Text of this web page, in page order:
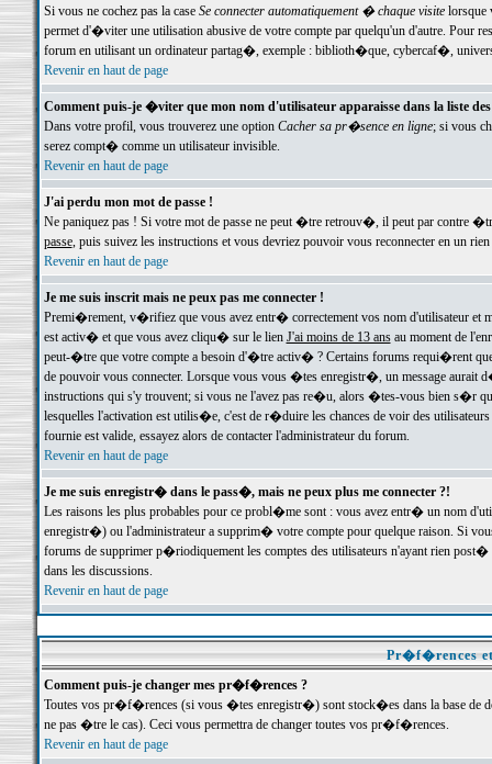
Si vous ne cochez pas la case Se connecter automatiquement � chaque visitelorsque
permet d'�viter une utilisation abusive de votre compte par quelqu'un d'autre. Pour
forum en utilisant un ordinateur partag�, exemple : biblioth�que, cybercaf�,
Revenir en haut de page
Comment puis-je �viter que mon nom d'utilisateur apparaisse dans la liste
Dans votre profil, vous trouverez une option Cacher sa pr�sence en ligne; si vous
serez compt� comme un utilisateur invisible.
Revenir en haut de page
J'ai perdu mon mot de passe !
Ne paniquez pas ! Si votre mot de passe ne peut �tre retrouv�, il peut par contre
passe, puis suivez les instructions et vous devriez pouvoir vous reconnecter en un rien
Revenir en haut de page
Je me suis inscrit mais ne peux pas me connecter !
Premi�rement, v�rifiez que vous avez entr� correctement vos nom d'utilisateur
est activ� et que vous avez cliqu� sur le lien J'ai moins de 13 ansau moment de
peut-�tre que votre compte a besoin d'�tre activ� ? Certains forums requi�rent
de pouvoir vous connecter. Lorsque vous vous �tes enregistr�, un message aurait
instructions qui s'y trouvent; si vous ne l'avez pas re�u, alors �tes-vous bien s�r
lesquelles l'activation est utilis�e, c'est de r�duire les chances de voir des
fournie est valide, essayez alors de contacter l'administrateur du forum.
Revenir en haut de page
Je me suis enregistr� dans le pass�, mais ne peux plus me connecter ?!
Les raisons les plus probables pour ce probl�me sont : vous avez entr� un nom
enregistr�) ou l'administrateur a supprim� votre compte pour quelque raison. Si
forums de supprimer p�riodiquement les comptes des utilisateurs n'ayant rien
dans les discussions.
Revenir en haut de page
Pr�f�rences
Comment puis-je changer mes pr�f�rences ?
Toutes vos pr�f�rences (si vous �tes enregistr�) sont stock�es dans la base de
ne pas �tre le cas). Ceci vous permettra de changer toutes vos pr�f�rences.
Revenir en haut de page